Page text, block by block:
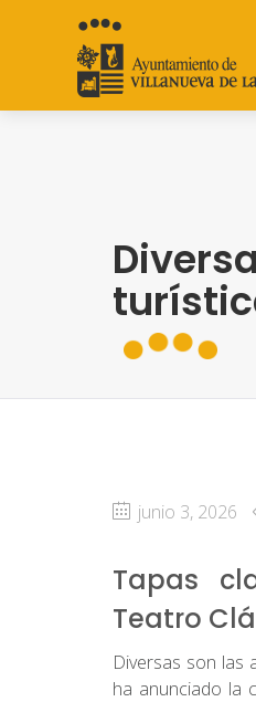
junio 3, 2026
Tapas
Teatro
Diversas son las
ha anunciado la